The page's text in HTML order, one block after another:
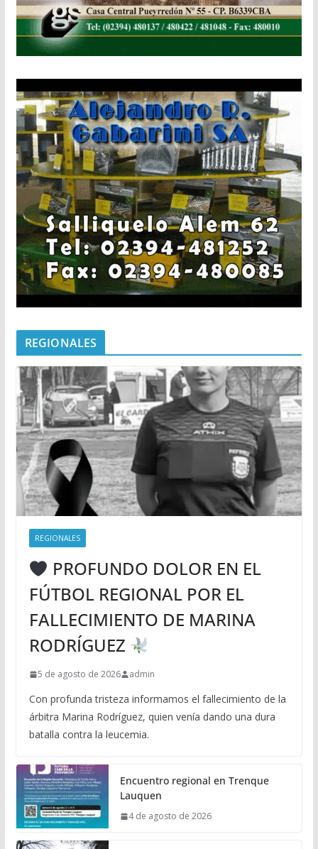
REGIONALES
REGIONALES
PROFUNDO DOLOR EN EL
FÚTBOL REGIONAL POR EL
FALLECIMIENTO DE MARINA
RODRÍGUEZ
5 de agosto de 2026 admin
Con profunda tristeza informamos el fallecimiento de la
árbitra Marina Rodríguez, quien venía dando una dura
batalla contra la leucemia.
Encuentro regional en Trenque
Lauquen
4 de agosto de 2026